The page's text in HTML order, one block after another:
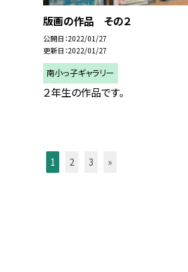
版画の作品 その２
公開日 2022/01/27
更新日 2022/01/27
南小っ子ギャラリー
２年生の作品です。
1 2 3 »